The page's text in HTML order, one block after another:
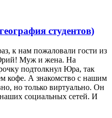
студентов)
к нам пожаловали гости из
Муж и жена. На
подтолкнул Юра, так
кофе. А знакомство с нашим
но только виртуально. Он
социальных сетей. И